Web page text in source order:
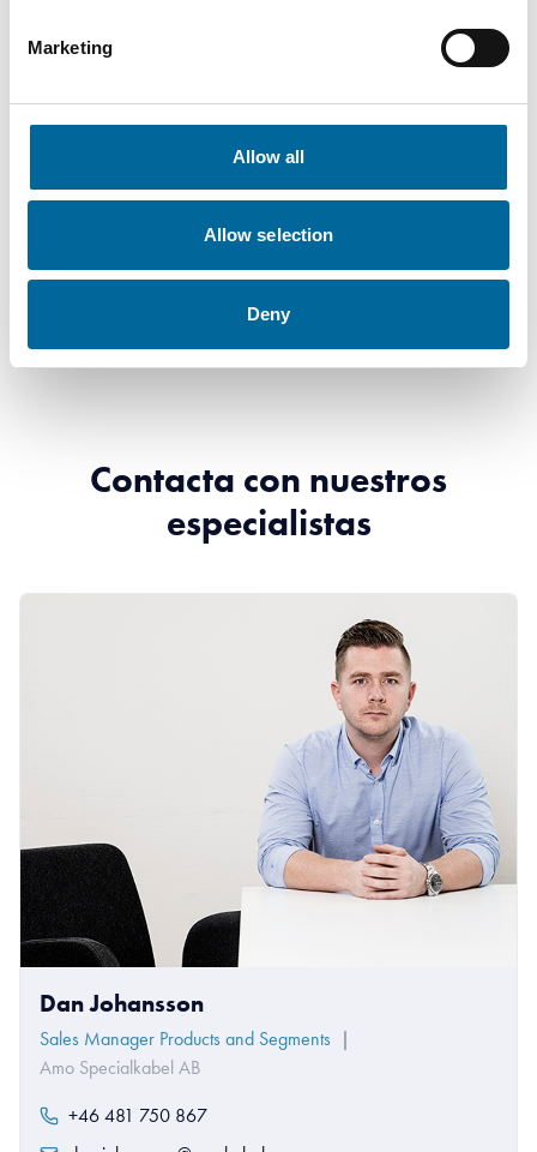
Marketing
Allow all
Allow selection
Deny
Descargas
3746 product sheet.pdf
Contacta con nuestros
especialistas
Dan Johansson
Sales Manager Products and Segments
|
Amo Specialkabel AB
+46 481 750 867